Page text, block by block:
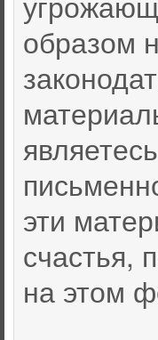
образом
эти
счастья,
на этом